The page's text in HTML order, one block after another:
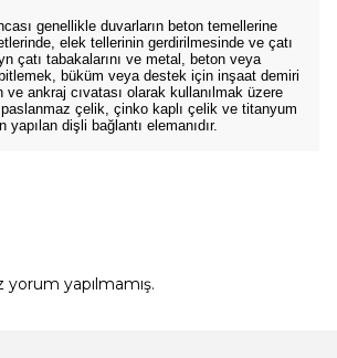
genellikle duvarların beton temellerine
elek tellerinin gerdirilmesinde ve çatı
çatı tabakalarını ve metal, beton veya
büküm veya destek için inşaat demiri
ve ankraj cıvatası olarak kullanılmak üzere
çelik, çinko kaplı çelik ve titanyum
yapılan dişli bağlantı elemanıdır.
yapılmamış.